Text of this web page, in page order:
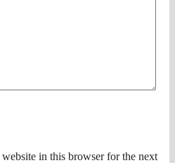
in this browser for the next